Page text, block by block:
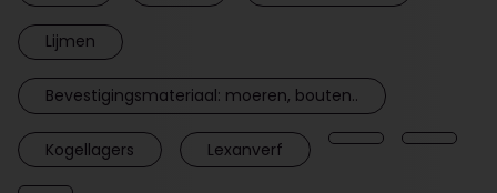
Lijmen
Bevestigingsmateriaal: moeren, bouten..
Kogellagers Lexanverf